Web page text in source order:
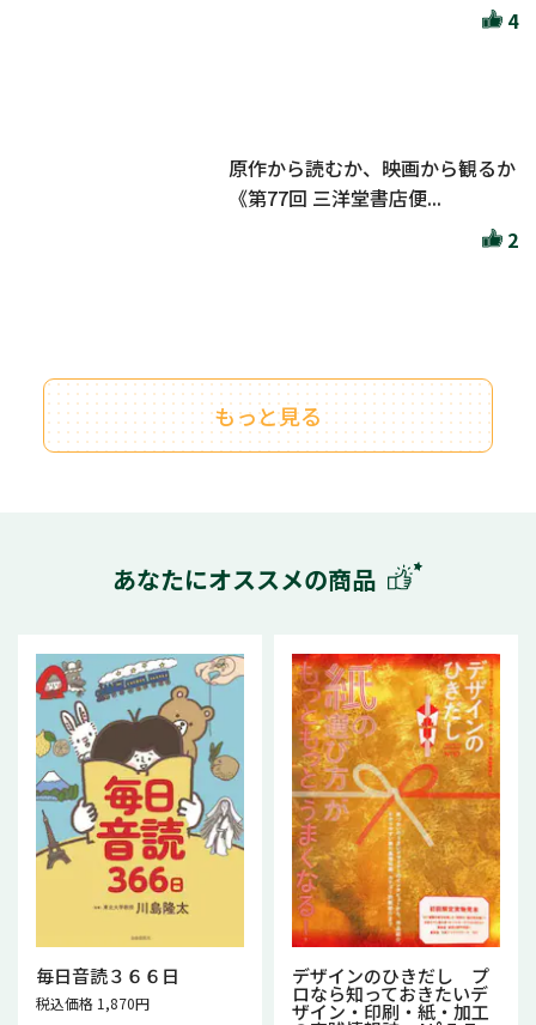
4
原作から読むか、映画から観るか
《第77回 三洋堂書店便...
2
もっと見る
あなたにオススメの商品
毎日音読３６６日
税込価格 1,870円
デザインのひきだし プ
ロなら知っておきたいデ
ザイン・印刷・紙・加工